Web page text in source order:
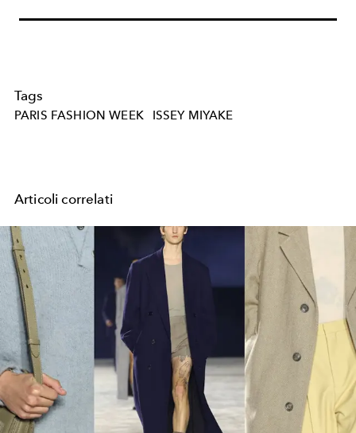
Tags
PARIS FASHION WEEK ISSEY MIYAKE
Articoli correlati